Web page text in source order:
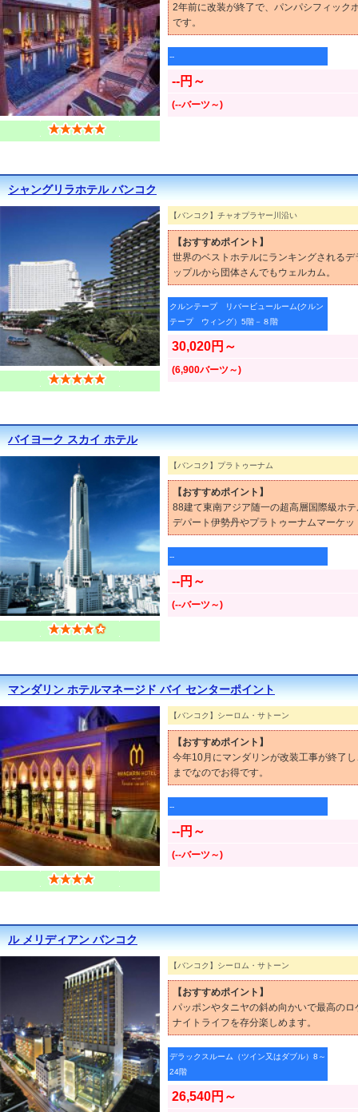
2年前に改装が終了で、パンパシフィック
です。
--
--円～
(--バーツ～)
シャングリラホテル バンコク
【バンコク】チャオプラヤー川沿い
【おすすめポイント】
世界のベストホテルにランキングされる
ップルから団体さんでもウェルカム。
クルンテープ リバービュールーム(クルン
テープ ウィング）5階－８階
30,020円～
(6,900バーツ～)
バイヨーク スカイ ホテル
【バンコク】プラトゥーナム
【おすすめポイント】
88建て東南アジア随一の超高層国際級ホ
デパート伊勢丹やプラトゥーナムマーケッ
--
--円～
(--バーツ～)
マンダリン ホテルマネージド バイ センターポイント
【バンコク】シーロム・サトーン
【おすすめポイント】
今年10月にマンダリンが改装工事が終了
までなのでお得です。
--
--円～
(--バーツ～)
ル メリディアン バンコク
【バンコク】シーロム・サトーン
【おすすめポイント】
パッポンやタニヤの斜め向かいで最高の
ナイトライフを存分楽しめます。
デラックスルーム（ツイン又はダブル）8～
24階
26,540円～